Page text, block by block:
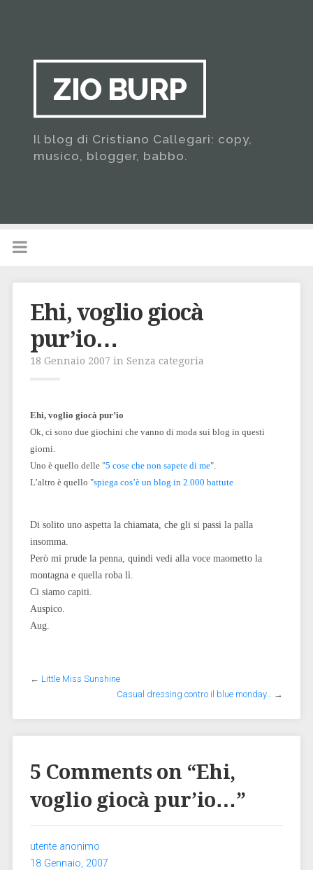
ZIO BURP
Il blog di Cristiano Callegari: copy,
musico, blogger, babbo.
Ehi, voglio giocà
pur’io…
18 Gennaio 2007 in Senza categoria
Ehi, voglio giocà pur’io
Ok, ci sono due giochini che vanno di moda sui blog in questi
giorni.
Uno è quello delle "5 cose che non sapete di me".
L’altro è quello "spiega cos’è un blog in 2.000 battute
Di solito uno aspetta la chiamata, che gli si passi la palla
insomma.
Però mi prude la penna, quindi vedi alla voce maometto la
montagna e quella roba lì.
Ci siamo capiti.
Auspico.
Aug.
← Little Miss Sunshine
Casual dressing contro il blue monday… →
5 Comments on “Ehi,
voglio giocà pur’io…”
utente anonimo
18 Gennaio, 2007